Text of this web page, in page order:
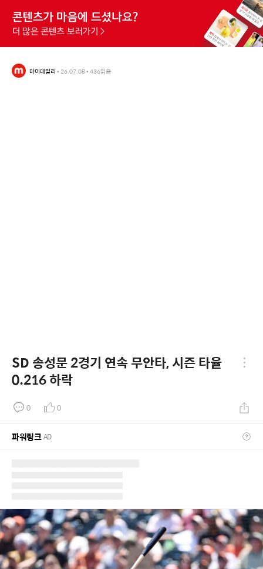
마이데일리 • 26.07.08• 436읽음
SD 송성문 2경기 연속 무안타, 시즌 타율
0.216 하락
0 0
파워링크AD